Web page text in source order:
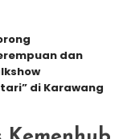
dan
di Karawang